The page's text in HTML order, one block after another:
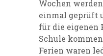
Wochen
einmal geprüft
für die eigenen
Schule
Ferien waren